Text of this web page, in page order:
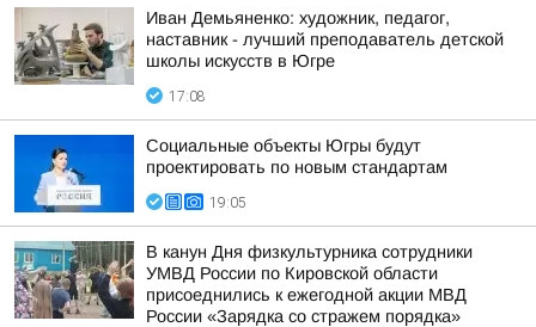
Иван Демьяненко: художник, педагог,
наставник - лучший преподаватель детской
школы искусств в Югре
17:08
Социальные объекты Югры будут
проектировать по новым стандартам
19:05
В канун Дня физкультурника сотрудники
УМВД России по Кировской области
присоеднились к ежегодной акции МВД
России «Зарядка со стражем порядка»